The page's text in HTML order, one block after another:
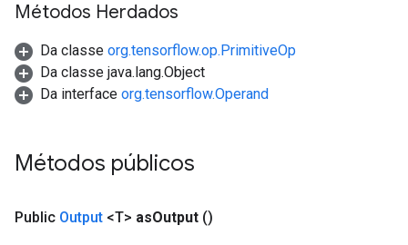
Métodos Herdados
Da classe org.tensorflow.op.PrimitiveOp
Da classe java.lang.Object
Da interface org.tensorflow.Operand
Métodos públicos
Public Output <T> asOutput ()